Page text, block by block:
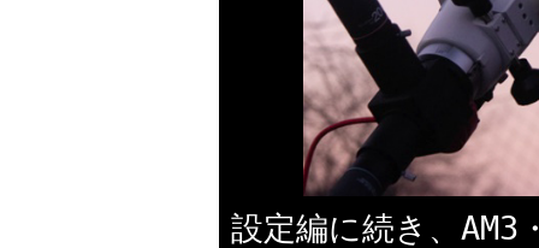
設定編に続き、AM3